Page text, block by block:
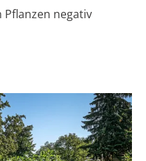
negativ